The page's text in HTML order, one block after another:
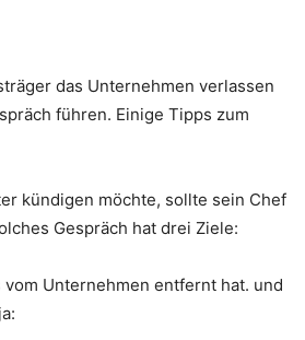
das Unternehmen verlassen
führen. Einige Tipps zum
kündigen möchte, sollte sein Chef
Gespräch hat drei Ziele:
Unternehmen entfernt hat. und